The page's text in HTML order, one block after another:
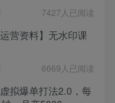
7427人已阅读
运营资料】无水印课
6669人已阅读
拟爆单打法2.0，每